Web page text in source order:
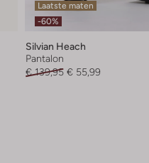
Laatste maten
-60%
Silvian Heach
Pantalon
€ 139,95 € 55,99